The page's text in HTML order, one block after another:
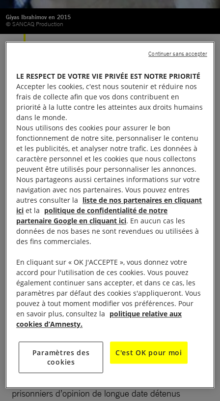
Giyas Ibrahimov en 2015
© SANCAQ Production
La libération de militants incarcérés à
dans la bonne direction, mais il faut
faire davantage pour transformer le
climat de peur et de répression qui
règne dans le pays.
Mise à jour 30/03/2019 : Bayram vient d’être de
nouveau arrêté et mis en détention administrative
pour une durée de 30 jours
Le président azerbaïdjanais Ilham Aliyev a signé un
décret le 16 mars à l’occasion de la fête de Norouz
(nouvel an perse), accordant la grâce à plus de 400
politiques, incarcérés à tort pour des accusations
forgées de toutes pièces.
De nombreux militants
libérés
prisonniers d’opinion de longue date détenus
LE RESPECT DE VOTRE VIE PRIVÉE EST NOTRE PRIORITÉ
Accepter les cookies, c'est nous soutenir et réduire nos
frais de collecte afin que vos dons contribuent en
priorité à la lutte contre les atteintes aux droits humains
dans le monde.
Nous utilisons des cookies pour assurer le bon
fonctionnement de notre site, personnaliser le contenu
et les publicités, et analyser notre trafic. Les données à
caractère personnel et les cookies que nous collectons
peuvent être utilisés pour personnaliser les annonces.
Nous partageons aussi certaines informations sur votre
navigation avec nos partenaires. Vous pouvez entres
autres consulter la liste de nos partenaires en cliquant
ici et la politique de confidentialité de notre
partenaire Google en cliquant ici. En aucun cas les
données de nos bases ne sont revendues ou utilisées à
des fins commerciales.
En cliquant sur « OK J'ACCEPTE », vous donnez votre
accord pour l'utilisation de ces cookies. Vous pouvez
également continuer sans accepter, et dans ce cas, les
paramètres par défaut des cookies s'appliqueront. Vous
pouvez à tout moment modifier vos préférences. Pour
en savoir plus, consultez la politique relative aux
cookies d’Amnesty.
Paramètres des
cookies
C'est OK pour moi
Continuer sans accepter